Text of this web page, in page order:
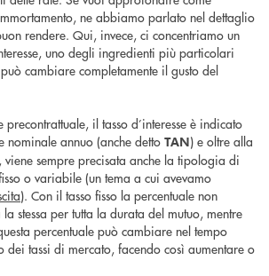
ne abbiamo parlato nel dettaglio
rendere. Qui, invece, ci concentriamo un
uno degli ingredienti più particolari
cambiare completamente il gusto del
il tasso d’interesse è indicato
nominale annuo (anche detto TAN) e oltre alla
sempre precisata anche la tipologia di
o variabile (un tema a cui avevamo
). Con il tasso fisso la percentuale non
stessa per tutta la durata del mutuo, mentre
percentuale può cambiare nel tempo
dei tassi di mercato, facendo così aumentare o